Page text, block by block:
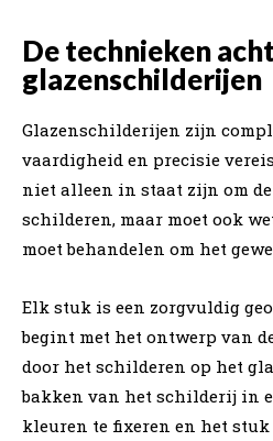
De technieken
glazenschilderijen
Glazenschilderijen zijn
vaardigheid en precisie
niet alleen in staat zijn om
schilderen, maar moet ook
moet behandelen om het
Elk stuk is een zorgvuldig
begint met het ontwerp van
door het schilderen op het
bakken van het schilderij in
kleuren te fixeren en het stuk